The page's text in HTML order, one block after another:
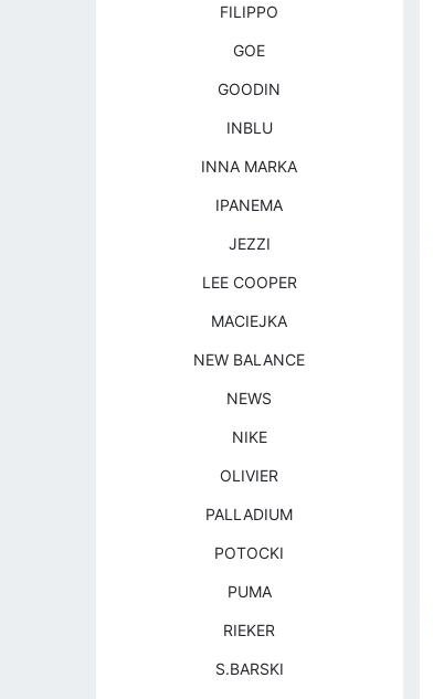
FILIPPO
GOE
GOODIN
INBLU
INNA MARKA
IPANEMA
JEZZI
LEE COOPER
MACIEJKA
NEW BALANCE
NEWS
NIKE
OLIVIER
PALLADIUM
POTOCKI
PUMA
RIEKER
S.BARSKI